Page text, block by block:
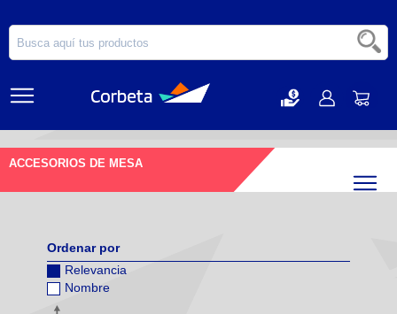
ACCESORIOS DE MESA
Ordenar por
Relevancia
Nombre